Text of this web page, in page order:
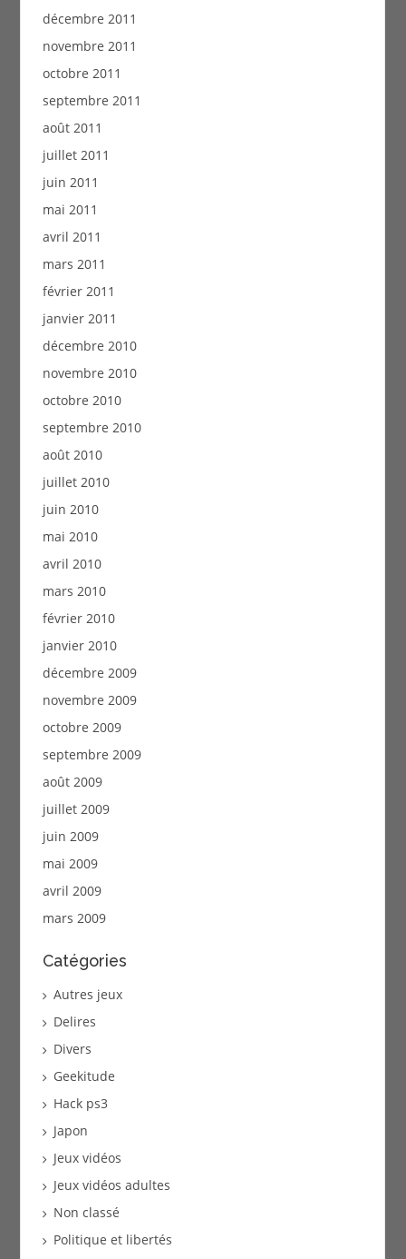
décembre 2011
novembre 2011
octobre 2011
septembre 2011
août 2011
juillet 2011
juin 2011
mai 2011
avril 2011
mars 2011
février 2011
janvier 2011
décembre 2010
novembre 2010
octobre 2010
septembre 2010
août 2010
juillet 2010
juin 2010
mai 2010
avril 2010
mars 2010
février 2010
janvier 2010
décembre 2009
novembre 2009
octobre 2009
septembre 2009
août 2009
juillet 2009
juin 2009
mai 2009
avril 2009
mars 2009
Catégories
Autres jeux
Delires
Divers
Geekitude
Hack ps3
Japon
Jeux vidéos
Jeux vidéos adultes
Non classé
Politique et libertés